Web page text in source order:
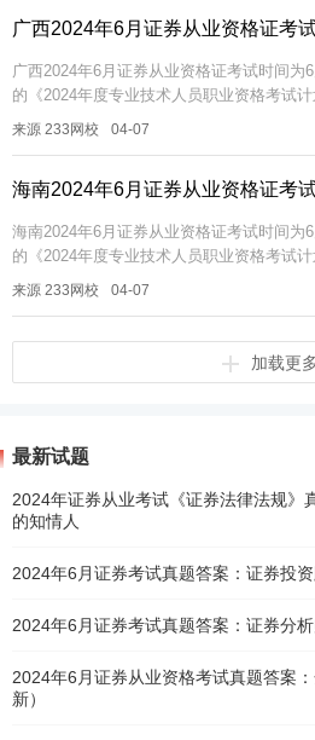
广西2024年6月证券从业资格证考
广西2024年6月证券从业资格证考试时间为
的《2024年度专业技术人员职业资格考试
格证统考是在6月1日、2日。统考一般考试
来源 233网校 04-07
海南2024年6月证券从业资格证考
海南2024年6月证券从业资格证考试时间为
的《2024年度专业技术人员职业资格考试
格证统考是在6月1日、2日。统考一般考试
来源 233网校 04-07
加载更
最新试题
2024年证券从业考试《证券法律法规》
的知情人
2024年6月证券考试真题答案：证券投资
2024年6月证券考试真题答案：证券分析
2024年6月证券从业资格考试真题答案
新）